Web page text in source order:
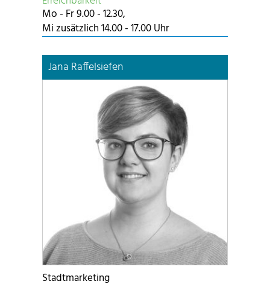
Mo - Fr 9.00 - 12.30,
Mi zusätzlich 14.00 - 17.00 Uhr
Jana Raffelsiefen
Stadtmarketing